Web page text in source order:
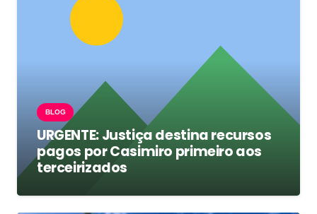
BLOG
URGENTE: Justiça destina recursos
pagos por Casimiro primeiro aos
terceirizados